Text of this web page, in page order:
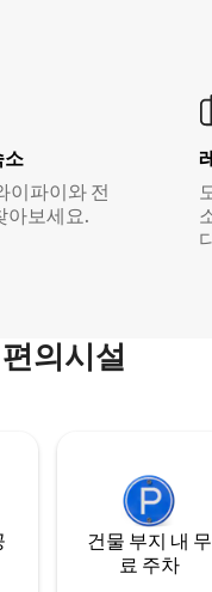
소
이파이와 전
아보세요.
의시설
건물 부지 내 무
료 주차